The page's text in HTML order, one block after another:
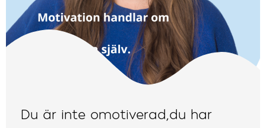
Du är inte omotiverad,du har